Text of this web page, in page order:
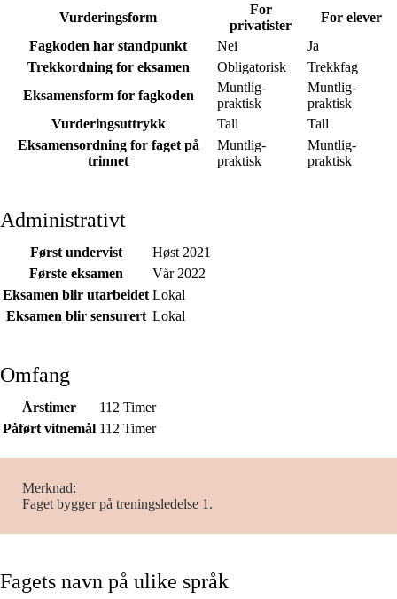
Vurderingsform
For
privatister
For elever
Fagkoden har standpunkt
Nei
Ja
Trekkordning for eksamen
Obligatorisk
Trekkfag
Eksamensform for fagkoden
Muntlig-
praktisk
Muntlig-
praktisk
Vurderingsuttrykk
Tall
Tall
Eksamensordning for faget på
trinnet
Muntlig-
praktisk
Muntlig-
praktisk
Administrativt
Først undervist
Høst 2021
Første eksamen
Vår 2022
Eksamen blir utarbeidet Lokal
Eksamen blir sensurert Lokal
Omfang
Årstimer
112 Timer
Påført vitnemål 112 Timer
Merknad
Faget bygger på treningsledelse 1.
Fagets navn på ulike språk